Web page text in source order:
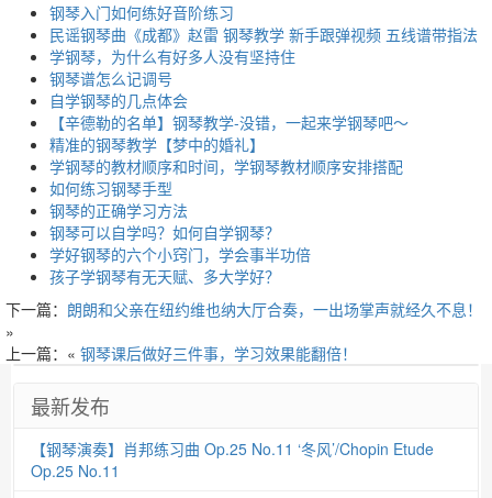
钢琴入门如何练好音阶练习
民谣钢琴曲《成都》赵雷 钢琴教学 新手跟弹视频 五线谱带指法
学钢琴，为什么有好多人没有坚持住
钢琴谱怎么记调号
自学钢琴的几点体会
【辛德勒的名单】钢琴教学-没错，一起来学钢琴吧～
精准的钢琴教学【梦中的婚礼】
学钢琴的教材顺序和时间，学钢琴教材顺序安排搭配
如何练习钢琴手型
钢琴的正确学习方法
钢琴可以自学吗？如何自学钢琴？
学好钢琴的六个小窍门，学会事半功倍
孩子学钢琴有无天赋、多大学好？
下一篇： 朗朗和父亲在纽约维也纳大厅合奏，一出场掌声就经久不息！
»
上一篇：« 钢琴课后做好三件事，学习效果能翻倍！
最新发布
【钢琴演奏】肖邦练习曲 Op.25 No.11 ‘冬风’/Chopin Etude
Op.25 No.11